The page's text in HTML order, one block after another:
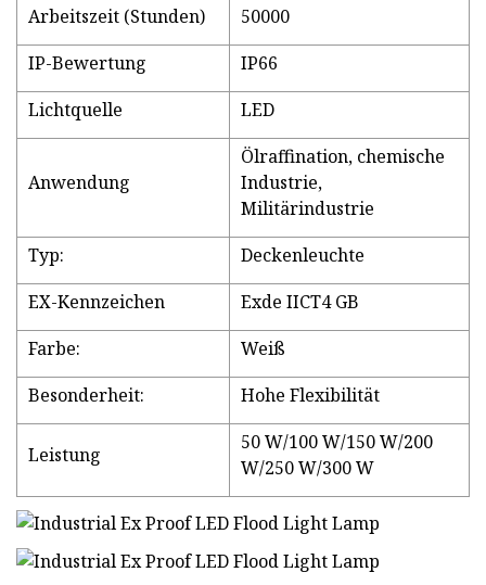
Arbeitszeit (Stunden)
50000
IP-Bewertung
IP66
Lichtquelle
LED
Anwendung
Ölraffination, chemische
Industrie,
Militärindustrie
Typ:
Deckenleuchte
EX-Kennzeichen
Exde IICT4 GB
Farbe:
Weiß
Besonderheit:
Hohe Flexibilität
Leistung
50 W/100 W/150 W/200
W/250 W/300 W